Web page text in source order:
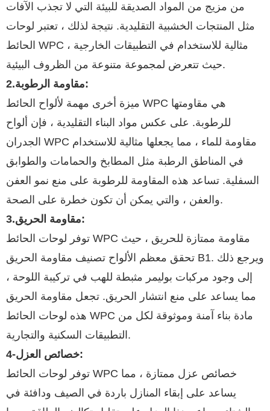
من مزيج من المواد الصديقة للبيئة التي لا تجذب الآفات
مثل المنتجات الخشبية التقليدية. نتيجة لذلك ، تعتبر لوحات
الحائط WPC مثالية للاستخدام في التطبيقات الخارجية ،
حيث تتعرض لمجموعة متنوعة من الظروف البيئية.
2.مقاومة الرطوبة:
ميزة أخرى مهمة لألواح الحائط WPC هي مقاومتها
للرطوبة. على عكس مواد البناء التقليدية ، فإن ألواح
الجدران WPC مقاومة للماء ، مما يجعلها مثالية للاستخدام
في المناطق الرطبة مثل المطابخ والحمامات والطوابق
السفلية. تساعد هذه المقاومة للرطوبة على منع نمو العفن
والعفن ، والتي يمكن أن تكون خطرة على الصحة.
3.مقاومة الحريق:
توفر لوحات الحائط WPC مقاومة ممتازة للحريق ، حيث
تحقق معظم الألواح تصنيف مقاومة الحريق B1. ويرجع ذلك
إلى وجود مركبات بوليمر مثبطة للهب في تركيبة اللوحة ،
مما يساعد على منع انتشار الحريق. تجعل مقاومة الحريق
هذه لوحات الحائط WPC مادة بناء آمنة وموثوقة لكل من
التطبيقات السكنية والتجارية.
4-خصائص العزل:
توفر لوحات الحائط WPC خصائص عزل ممتازة ، مما
يساعد على إبقاء المنازل باردة في الصيف ودافئة في